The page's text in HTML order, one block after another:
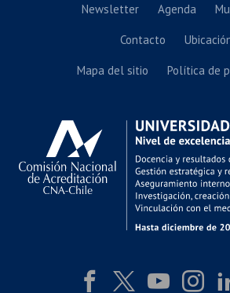
Newsletter Agenda
Contacto
Mapa del sitio Política de